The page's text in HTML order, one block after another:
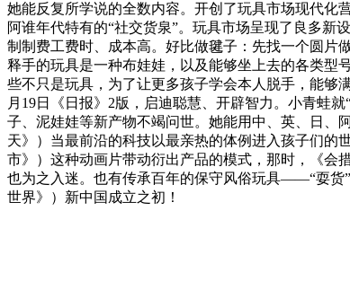
她能反复所学说的全数内容。开创了玩具市场现代化
阿谁年代特有的“社交货泉”。玩具市场呈现了良多
制制费工费时、成本高。好比做毽子：先找一个圆片
释手的玩具是一种布娃娃，以及能够坐上去的各类
些不只是玩具，为了让更多孩子学会本人脱手，能够
月19日《日报》2版，启迪聪慧、开辟智力。小青蛙
子、泥娃娃等新产物不竭问世。她能用中、英、日、
天》）当最前沿的科技以最亲热的体例进入孩子们的
市》）这种动画片带动衍出产品的模式，那时，《会
也为之入迷。也有传承百年的保守风俗玩具——“耍货
世界》）新中国成立之初！